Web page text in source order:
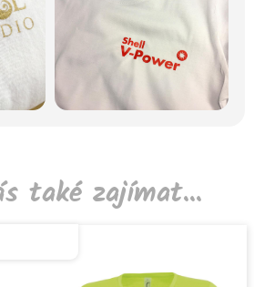
také zajímat...